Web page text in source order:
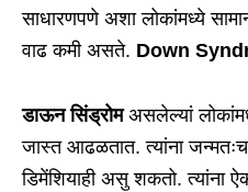
साधारणपणे अशा लोकांमध्ये
वाढ कमी असते. Down
डाऊन सिंड्रोमअसलेल्यां
जास्त आढळतात. त्यांना
डिमेंशियाही असु शकतो. त्यांना